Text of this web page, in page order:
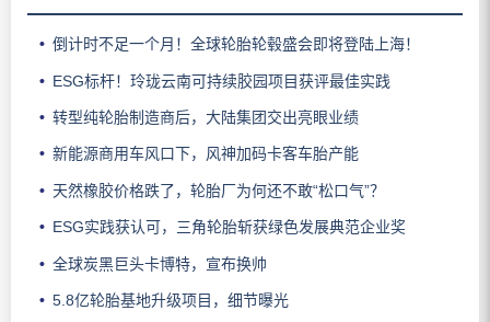
倒计时不足一个月！全球轮胎轮毂盛会即将登陆上海！
ESG标杆！玲珑云南可持续胶园项目获评最佳实践
转型纯轮胎制造商后，大陆集团交出亮眼业绩
新能源商用车风口下，风神加码卡客车胎产能
天然橡胶价格跌了，轮胎厂为何还不敢“松口气”？
ESG实践获认可，三角轮胎斩获绿色发展典范企业奖
全球炭黑巨头卡博特，宣布换帅
5.8亿轮胎基地升级项目，细节曝光